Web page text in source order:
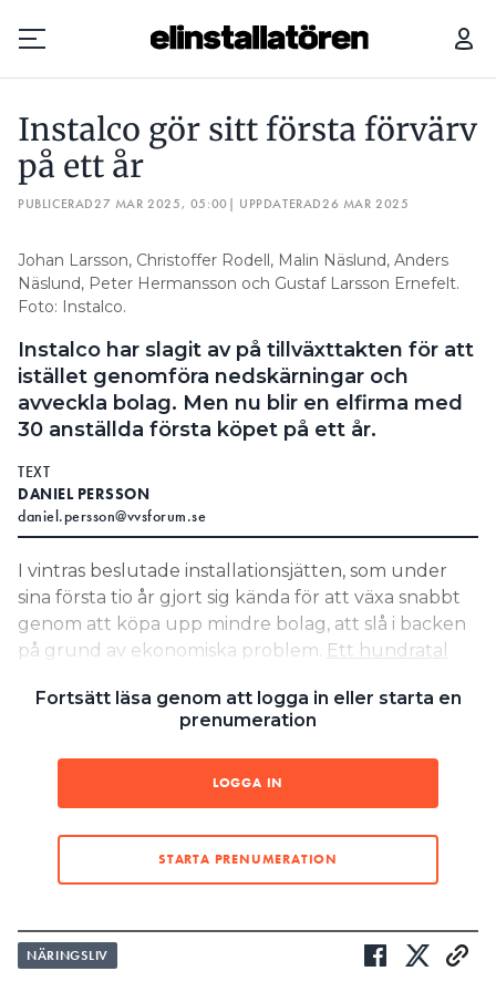
Prenumerera
Hantera prenumeration
Lediga jobb
Annonsera
Läs E-tidningen
Om tidningen
Personuppgifter
Search for:
SEARCH
Instalco gör sitt första förvärv
på ett år
PUBLICERAD27 MAR 2025, 05:00 | UPPDATERAD26 MAR 2025
Johan Larsson, Christoffer Rodell, Malin Näslund, Anders
Näslund, Peter Hermansson och Gustaf Larsson Ernefelt.
Foto: Instalco.
Instalco har slagit av på tillväxttakten för att
istället genomföra nedskärningar och
avveckla bolag. Men nu blir en elfirma med
30 anställda första köpet på ett år.
TEXT
DANIEL PERSSON
daniel.persson@vvsforum.se
I vintras beslutade installationsjätten, som under
sina första tio år gjort sig kända för att växa snabbt
genom att köpa upp mindre bolag, att slå i backen
på grund av ekonomiska problem. Ett hundratal
med åtta bolag.
5 SAKER SOM GÖR ETT BOLAG INTRESSANT FÖR
LÄS OCKSÅ:
24 INSTALLATIONSKONCERNER: SÅ SER DERAS
Installationssiffror det första på ett år. Instalco
meddelar att man har köpt Alf Näslunds Eltjänst i
Fortsätt läsa genom att logga in eller starta en
prenumeration
LOGGA IN
STARTA PRENUMERATION
NÄRINGSLIV
INSTALCO GÖR SITT FÖRSTA FÖRVÄRV PÅ ETT ÅR